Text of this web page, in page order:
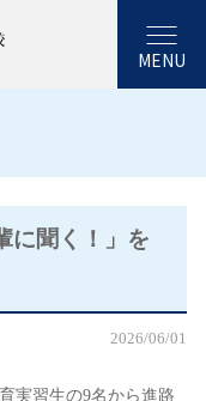
MENU
聞く！」を
2026/06/01
実習生の9名から進路